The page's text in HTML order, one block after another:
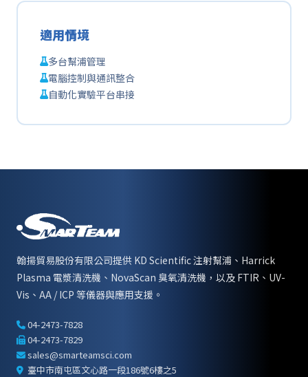
適用情境
多台幫浦管理
電腦控制與通訊整合
自動化實驗平台串接
翰揚貿易股份有限公司提供 KD Scientific 注射幫浦、Harrick
Plasma 電漿清洗機、NovaScan 臭氧清洗機，以及 FTIR、UV-
Vis、AA / ICP 等儀器與應用支援。
04-2473-7828
04-2473-7829
sales@smarteamsci.com
臺中市南屯區文心路一段186號6樓之5